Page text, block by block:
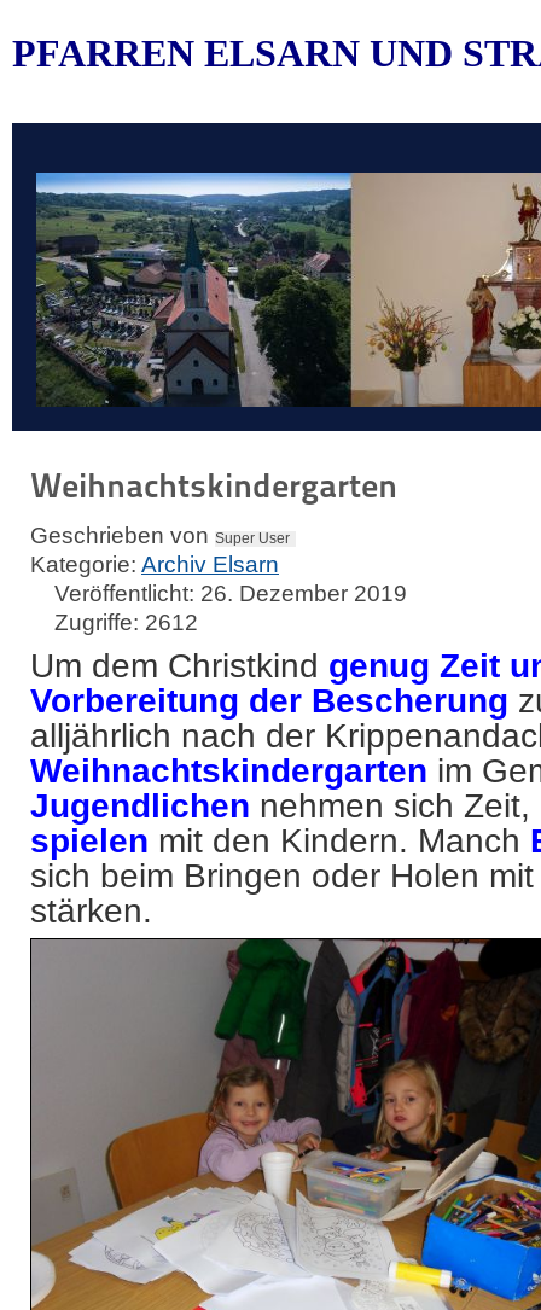
PFARREN ELSARN UND
Weihnachtskindergarten
Geschrieben von Super User
Kategorie: Archiv Elsarn
Veröffentlicht: 26. Dezember 2019
Zugriffe: 2612
Um dem Christkind genug Zeit
Vorbereitung der Bescherung
alljährlich nach der
Weihnachtskindergarten im
Jugendlichen nehmen sich Zeit,
spielen mit den Kindern. Manch
sich beim Bringen oder Holen
stärken.